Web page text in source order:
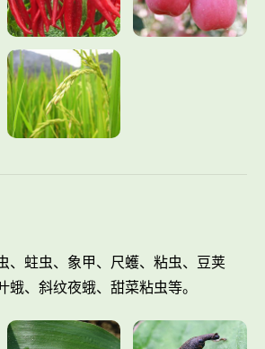
、蛀虫、象甲、尺蠖、粘虫、豆荚
蛾、斜纹夜蛾、甜菜粘虫等。